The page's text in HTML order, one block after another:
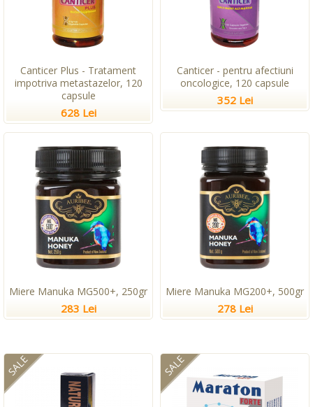
Canticer Plus - Tratament
impotriva metastazelor, 120
capsule
628 Lei
Canticer - pentru afectiuni
oncologice, 120 capsule
352 Lei
Miere Manuka MG500+, 250gr
283 Lei
Miere Manuka MG200+, 500gr
278 Lei
SALE SALE